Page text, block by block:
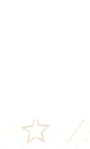
Cigarettes
Le flacon
+1 booster =
Bien secouer